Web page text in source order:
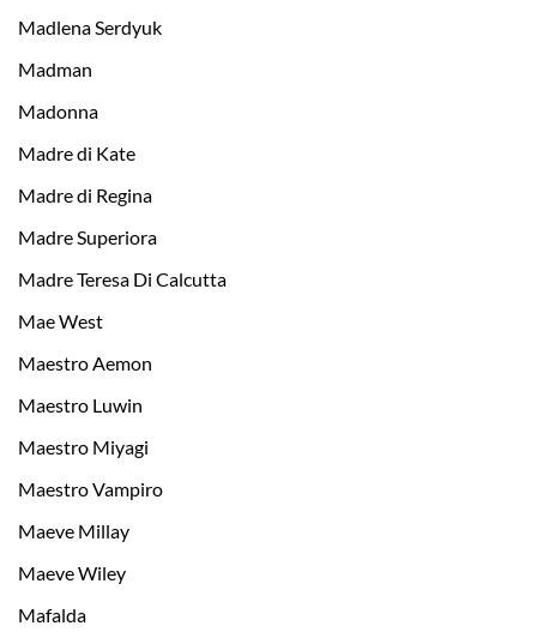
Madlena Serdyuk
Madman
Madonna
Madre di Kate
Madre di Regina
Madre Superiora
Madre Teresa Di Calcutta
Mae West
Maestro Aemon
Maestro Luwin
Maestro Miyagi
Maestro Vampiro
Maeve Millay
Maeve Wiley
Mafalda